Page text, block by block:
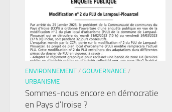
ENVIRONNEMENT / GOUVERNANCE /
URBANISME
Sommes-nous encore en démocratie
en Pays d’Iroise ?